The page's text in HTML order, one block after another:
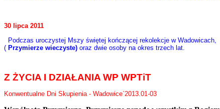
30 lipca 2011
Podczas uroczystej Mszy świętej kończącej rekolekcje w Wadowicach,
( Przymierze wieczyste) oraz dwie osoby na okres trzech lat.
Z ŻYCIA I DZIAŁANIA WP WPTiT
Konwentualne Dni Skupienia - Wadowice`2013.01-03